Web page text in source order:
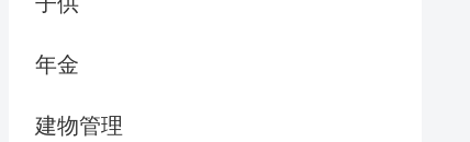
年金
建物管理